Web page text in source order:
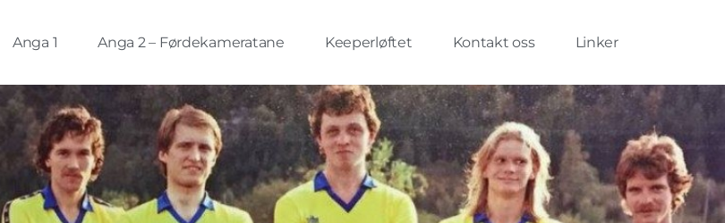
Anga 1 Anga 2 – Førdekameratane Keeperløftet Kontakt oss Linker